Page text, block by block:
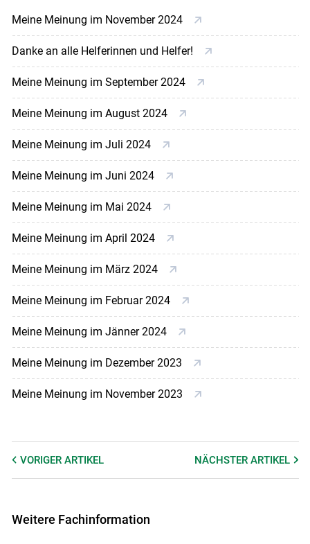
Meine Meinung im November 2024
Danke an alle Helferinnen und Helfer!
Meine Meinung im September 2024
Meine Meinung im August 2024
Meine Meinung im Juli 2024
Meine Meinung im Juni 2024
Meine Meinung im Mai 2024
Meine Meinung im April 2024
Meine Meinung im März 2024
Meine Meinung im Februar 2024
Meine Meinung im Jänner 2024
Meine Meinung im Dezember 2023
Meine Meinung im November 2023
VORIGER ARTIKEL NÄCHSTERARTIKEL
Weitere Fachinformation